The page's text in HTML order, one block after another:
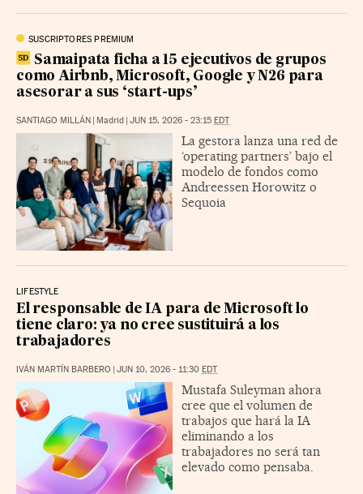
SUSCRIPTORES PREMIUM
Samaipata ficha a 15 ejecutivos de grupos
como Airbnb, Microsoft, Google y N26 para
asesorar a sus ‘start-ups’
SANTIAGO MILLÁN Madrid JUN 15, 2026 - 23:15 EDT
La gestora lanza una red de
‘operating partners’ bajo el
modelo de fondos como
Andreessen Horowitz o
Sequoia
LIFESTYLE
El responsable de IA para de Microsoft lo
tiene claro: ya no cree sustituirá a los
trabajadores
IVÁN MARTÍN BARBERO JUN 10, 2026 - 11:30 EDT
Mustafa Suleyman ahora
cree que el volumen de
trabajos que hará la IA
eliminando a los
trabajadores no será tan
elevado como pensaba.